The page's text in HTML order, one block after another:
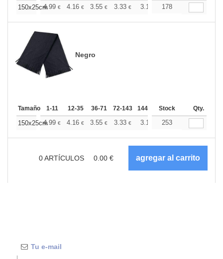
150x25cm4.99 € 4.16 € 3.55 € 3.33 € 3.16 3.13
178
Negro
Tamaño 1-11 12-35 36-71 72-143 144-287 288 + Más
Stock Qty.
150x25cm4.99 € 4.16 € 3.55 € 3.33 € 3.16 3.13
253
0ARTÍCULOS 0.00 €